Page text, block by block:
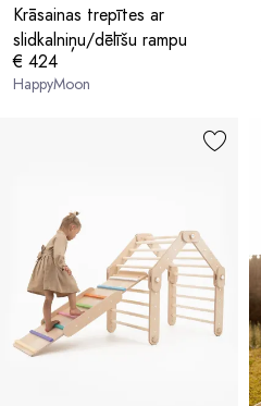
Krāsainas trepītes ar
slidkalniņu/dēlīšu rampu
€ 424
HappyMoon